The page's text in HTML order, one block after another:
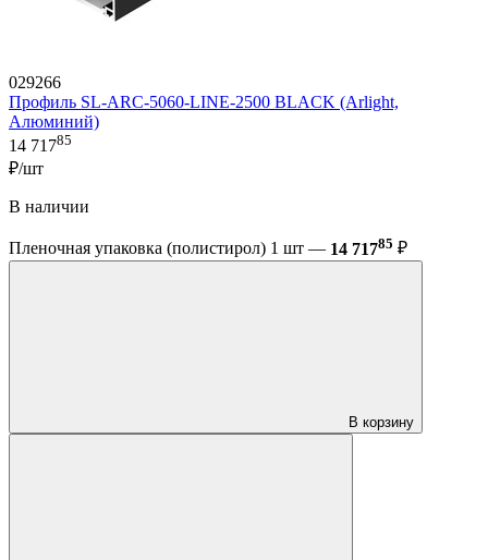
029266
Профиль SL-ARC-5060-LINE-2500 BLACK (Arlight,
Алюминий)
14 71785
₽/шт
В наличии
Пленочная упаковка (полистирол) 1 шт — 14 71785 ₽
В корзину